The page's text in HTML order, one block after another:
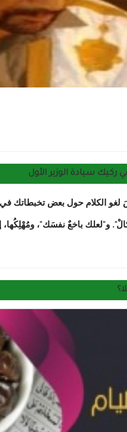
لغو الكلام حول بعض تخبطاتك
و"لعلك باخعٌ نفسَك"،